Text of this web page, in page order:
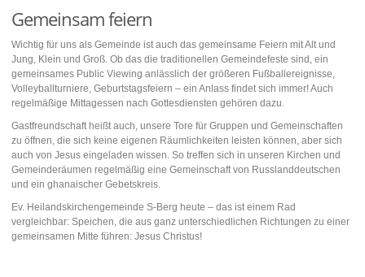
Gemeinsam feiern
Wichtig für uns als Gemeinde ist auch das gemeinsame Feiern mit Alt und
Jung, Klein und Groß. Ob das die traditionellen Gemeindefeste sind, ein
gemeinsames Public Viewing anlässlich der größeren Fußballereignisse,
Volleyballturniere, Geburtstagsfeiern – ein Anlass findet sich immer! Auch
regelmäßige Mittagessen nach Gottesdiensten gehören dazu.
Gastfreundschaft heißt auch, unsere Tore für Gruppen und Gemeinschaften
zu öffnen, die sich keine eigenen Räumlichkeiten leisten können, aber sich
auch von Jesus eingeladen wissen. So treffen sich in unseren Kirchen und
Gemeinderäumen regelmäßig eine Gemeinschaft von Russlanddeutschen
und ein ghanaischer Gebetskreis.
Ev. Heilandskirchengemeinde S-Berg heute – das ist einem Rad
vergleichbar: Speichen, die aus ganz unterschiedlichen Richtungen zu einer
gemeinsamen Mitte führen: Jesus Christus!